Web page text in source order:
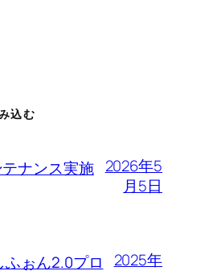
込む
ナンス実施 2026年5
月5日
ぉん2.0プロ
2025年